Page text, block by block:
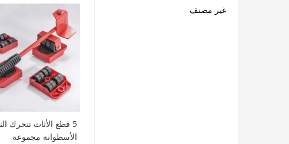
غير مصنف
5 قطع الأثاث تتحرك
الأسطوانة مجموعة